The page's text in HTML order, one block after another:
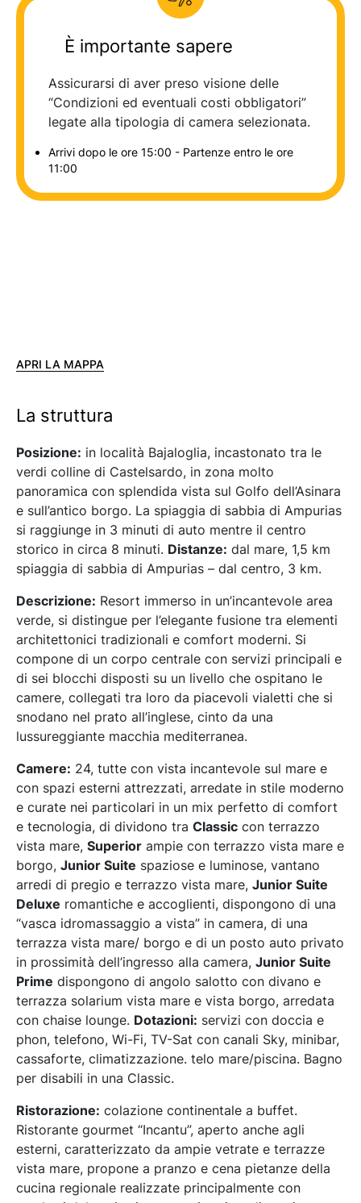
APRI LA MAPPA
La struttura
Posizione: in località Bajaloglia, incastonato tra le
verdi colline di Castelsardo, in zona molto
panoramica con splendida vista sul Golfo dell’Asinara
e sull’antico borgo. La spiaggia di sabbia di Ampurias
si raggiunge in 3 minuti di auto mentre il centro
storico in circa 8 minuti. Distanze: dal mare, 1,5 km
spiaggia di sabbia di Ampurias – dal centro, 3 km.
Descrizione: Resort immerso in un’incantevole area
verde, si distingue per l’elegante fusione tra elementi
architettonici tradizionali e comfort moderni. Si
compone di un corpo centrale con servizi principali e
di sei blocchi disposti su un livello che ospitano le
camere, collegati tra loro da piacevoli vialetti che si
snodano nel prato all’inglese, cinto da una
lussureggiante macchia mediterranea.
Camere: 24, tutte con vista incantevole sul mare e
con spazi esterni attrezzati, arredate in stile moderno
e curate nei particolari in un mix perfetto di comfort
e tecnologia, di dividono tra Classic con terrazzo
vista mare, Superior ampie con terrazzo vista mare e
borgo, Junior Suite spaziose e luminose, vantano
arredi di pregio e terrazzo vista mare, Junior Suite
Deluxe romantiche e accoglienti, dispongono di una
“vasca idromassaggio a vista” in camera, di una
terrazza vista mare/ borgo e di un posto auto privato
in prossimità dell’ingresso alla camera, Junior Suite
Prime dispongono di angolo salotto con divano e
terrazza solarium vista mare e vista borgo, arredata
con chaise lounge. Dotazioni: servizi con doccia e
phon, telefono, Wi-Fi, TV-Sat con canali Sky, minibar,
cassaforte, climatizzazione. telo mare/piscina. Bagno
per disabili in una Classic.
Ristorazione: colazione continentale a buffet.
Ristorante gourmet “Incantu”, aperto anche agli
esterni, caratterizzato da ampie vetrate e terrazze
vista mare, propone a pranzo e cena pietanze della
cucina regionale realizzate principalmente con
È importante sapere
Assicurarsi di aver preso visione delle
“Condizioni ed eventuali costi obbligatori”
legate alla tipologia di camera selezionata.
Arrivi dopo le ore 15:00 - Partenze entro le ore
11:00